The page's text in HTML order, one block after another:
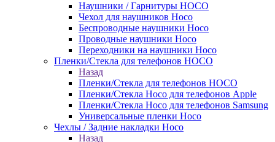
Наушники / Гарнитуры HOCO
Чехол для наушников Hoco
Беспроводные наушники Hoco
Проводные наушники Hoco
Переходники на наушники Hoco
Пленки/Стекла для телефонов HOCO
Назад
Пленки/Стекла для телефонов HOCO
Пленки/Стекла Hoco для телефонов Apple
Пленки/Стекла Hoco для телефонов Samsung
Универсальные пленки Hoco
Чехлы / Задние накладки Hoco
Назад